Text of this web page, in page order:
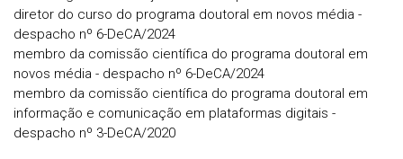
diretor do curso do programa doutoral em novos média -
despacho nº 6-DeCA/2024
membro da comissão científica do programa doutoral em
novos média - despacho nº 6-DeCA/2024
membro da comissão científica do programa doutoral em
informação e comunicação em plataformas digitais -
despacho nº 3-DeCA/2020